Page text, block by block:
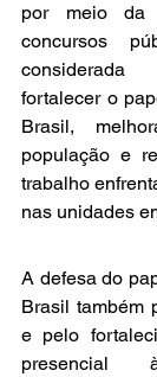
por meio da
concursos
fortalecer o
Brasil,
população e
trabalho
nas unidades
A defesa do
Brasil também
e pelo
presencial